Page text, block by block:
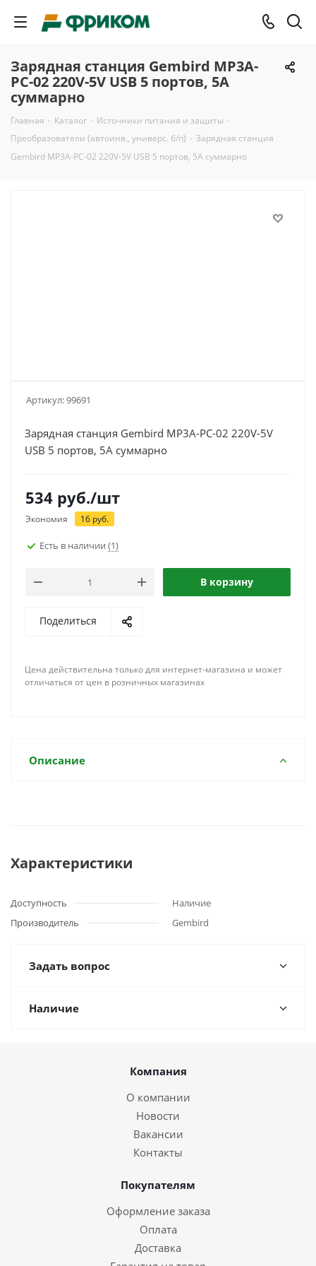
Зарядная станция Gembird MP3A-
PC-02 220V-5V USB 5 портов, 5A
суммарно
Главная - Каталог - Источники питания и защиты -
Преобразователи (автоинв., универс. б/п) - Зарядная станция
Gembird MP3A-PC-02 220V-5V USB 5 портов, 5A суммарно
Артикул:99691
Зарядная станция Gembird MP3A-PC-02 220V-5V
USB 5 портов, 5A суммарно
534 руб./шт
Экономия 16 руб.
Есть в наличии (1)
В корзину
Поделиться
Цена действительна только для интернет-магазина и может
отличаться от цен в розничных магазинах
Описание
Характеристики
Доступность
Наличие
Производитель
Gembird
Задать вопрос
Наличие
Компания
О компании
Новости
Вакансии
Контакты
Покупателям
Оформление заказа
Оплата
Доставка